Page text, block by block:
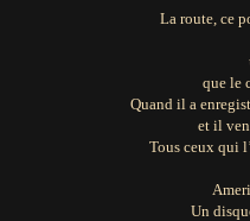
La route, ce
que le
Quand il a
et il
Tous ceux qui
Un